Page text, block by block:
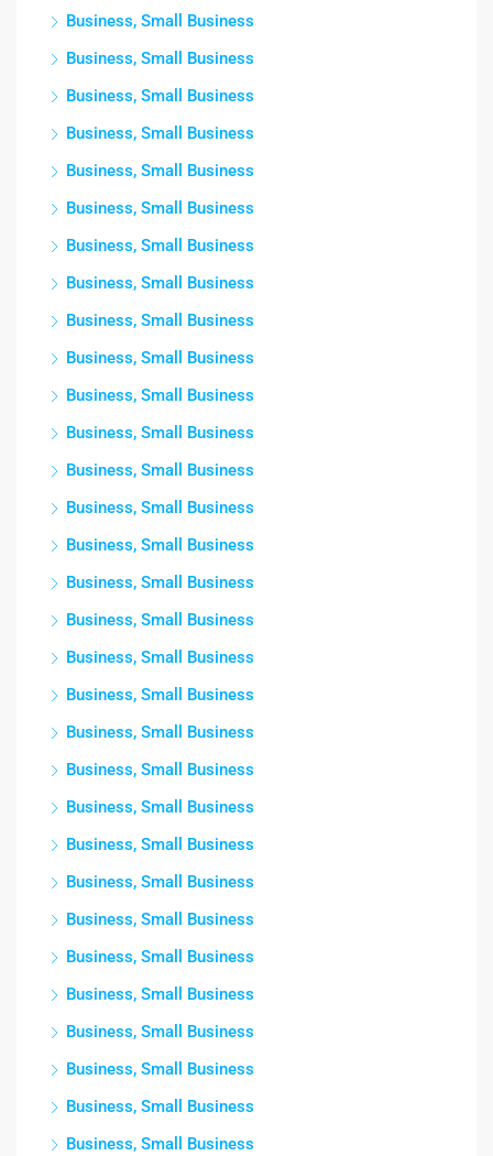
Business, Small Business
Business, Small Business
Business, Small Business
Business, Small Business
Business, Small Business
Business, Small Business
Business, Small Business
Business, Small Business
Business, Small Business
Business, Small Business
Business, Small Business
Business, Small Business
Business, Small Business
Business, Small Business
Business, Small Business
Business, Small Business
Business, Small Business
Business, Small Business
Business, Small Business
Business, Small Business
Business, Small Business
Business, Small Business
Business, Small Business
Business, Small Business
Business, Small Business
Business, Small Business
Business, Small Business
Business, Small Business
Business, Small Business
Business, Small Business
Business, Small Business